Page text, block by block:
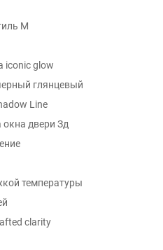
M
iconic glow
глянцевый
Line
двери Зд
температуры
clarity